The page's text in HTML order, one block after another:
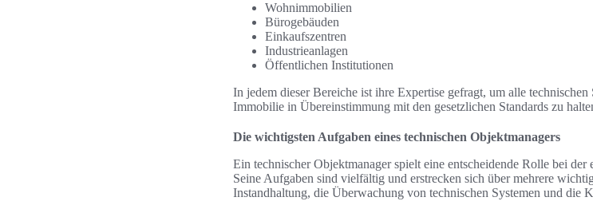
Wohnimmobilien
Bürogebäuden
Einkaufszentren
Industrieanlagen
Öffentlichen Institutionen
In jedem dieser Bereiche ist ihre Expertise gefragt, um alle
Immobilie in Übereinstimmung mit den gesetzlichen Standards zu
Die wichtigsten Aufgaben eines technischen Objektmanagers
Ein technischer Objektmanager spielt eine entscheidende Rolle bei
Seine Aufgaben sind vielfältig und erstrecken sich über mehrere
Instandhaltung, die Überwachung von technischen Systemen und die